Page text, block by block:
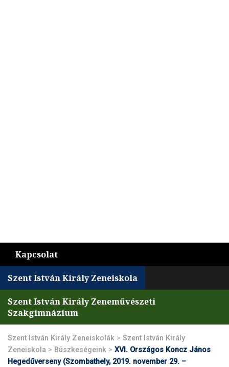
Kapcsolat
Szent István Király Zeneiskola
Szent István Király Zeneművészeti
Szakgimnázium
Szent István Király Zeneiskolák > Szent István Király
Zeneiskola > Büszkeségeink > XVI. Országos Koncz János
Hegedűverseny (Szombathely, 2019. november 29. –